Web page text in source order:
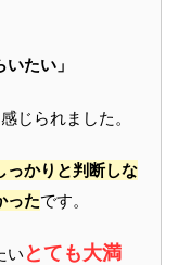
たい」
じられました。
っかりと判断しな
ったです。
い とても大満